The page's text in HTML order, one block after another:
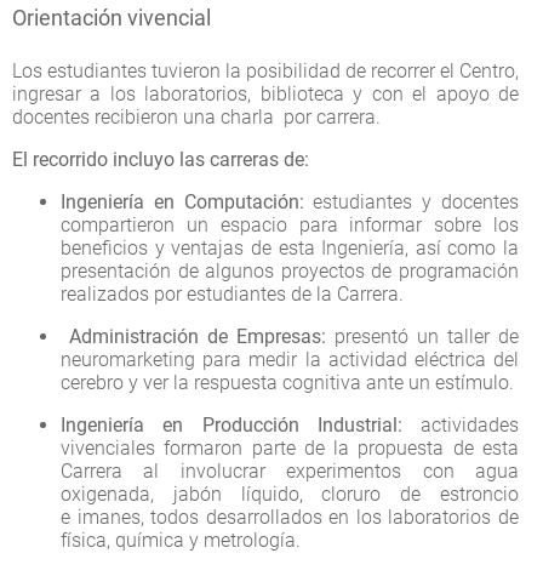
Orientación vivencial
Los estudiantes tuvieron la posibilidad de recorrer el Centro,
ingresar a los laboratorios, biblioteca y con el apoyo de
docentes recibieron una charla por carrera.
El recorrido incluyo las carreras de:
Ingeniería en Computación: estudiantes y docentes
compartieron un espacio para informar sobre los
beneficios y ventajas de esta Ingeniería, así como la
presentación de algunos proyectos de programación
realizados por estudiantes de la Carrera.
Administración de Empresas: presentó un taller de
neuromarketing para medir la actividad eléctrica del
cerebro y ver la respuesta cognitiva ante un estímulo.
Ingeniería en Producción Industrial: actividades
vivenciales formaron parte de la propuesta de esta
Carrera al involucrar experimentos con agua
oxigenada, jabón líquido, cloruro de estroncio
e imanes, todos desarrollados en los laboratorios de
física, química y metrología.